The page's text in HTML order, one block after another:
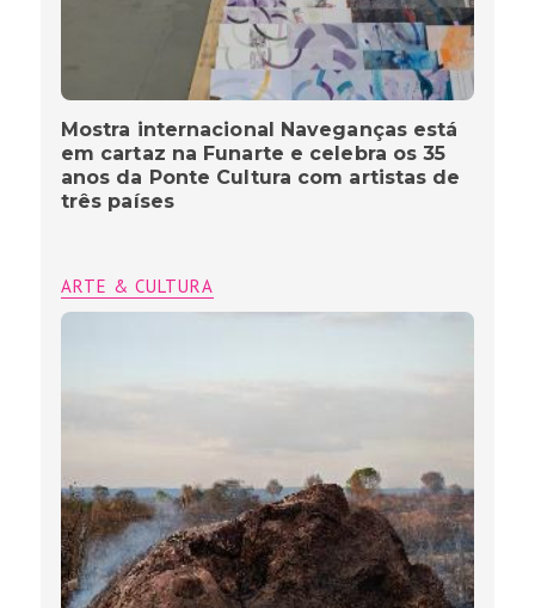
Mostra internacional Naveganças está
em cartaz na Funarte e celebra os 35
anos da Ponte Cultura com artistas de
três países
ARTE & CULTURA